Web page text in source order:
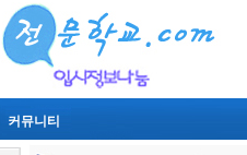
커뮤니티